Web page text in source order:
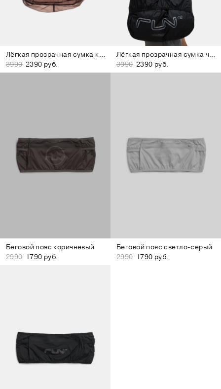
Лёгкая прозрачная сумка коричневая
3990 2390 руб.
Лёгкая прозрачная сумка чёрная
3990 2390 руб.
Беговой пояс коричневый
2990 1790 руб.
Беговой пояс светло-серый
2990 1790 руб.